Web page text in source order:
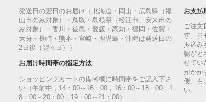
発送日の翌日のお届け（北海道・岡山・広島県（福
山市のみ対象）・鳥取・島根県（松江市、安来市の
み対象）・香川・徳島・愛媛・高知・福岡・佐賀・
大分・長崎・熊本・宮崎・鹿児島・沖縄は発送日の
2日後（翌々日））
お届け時間帯の指定方法
ショッピングカートの備考欄に時間帯をご記入下さ
い（午前中，14：00～16：00，16：00～18：00，1
8：00～20：00，19：00～21：00）
お支払
ご注文
す。※
振込み
認がと
せてい
がかか
便、も
い。